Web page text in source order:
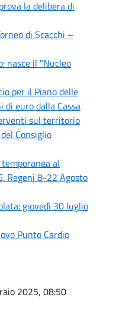
la delibera di
di Scacchi –
nasce il "Nucleo
per il Piano delle
euro dalla Cassa
sul territorio
Consiglio
al
Regeni 8-22 Agosto
giovedì 30 luglio
Punto Cardio
2025, 08:50